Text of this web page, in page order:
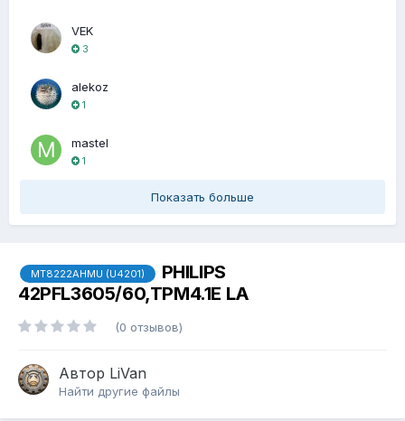
VEK
3
alekoz
1
mastel
1
Показать больше
MT8222AHMU (U4201)
PHILIPS
42PFL3605/60,TPM4.1E LA
(0 отзывов)
Автор LiVan
Найти другие файлы